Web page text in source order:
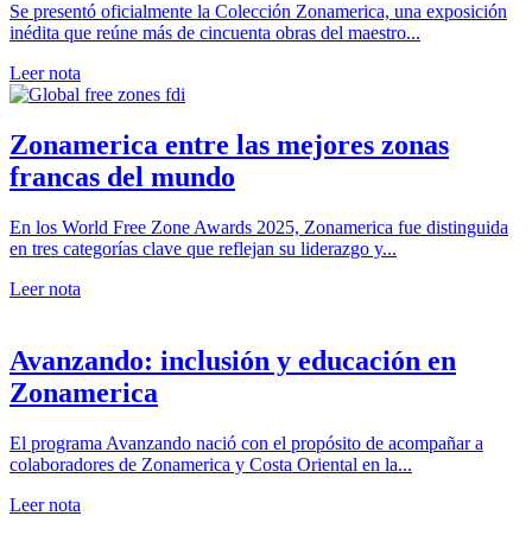
Se presentó oficialmente la Colección Zonamerica, una exposición
inédita que reúne más de cincuenta obras del maestro...
Leer nota
Zonamerica entre las mejores zonas
francas del mundo
En los World Free Zone Awards 2025, Zonamerica fue distinguida
en tres categorías clave que reflejan su liderazgo y...
Leer nota
Avanzando: inclusión y educación en
Zonamerica
El programa Avanzando nació con el propósito de acompañar a
colaboradores de Zonamerica y Costa Oriental en la...
Leer nota